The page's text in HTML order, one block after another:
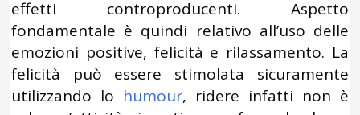
effetti controproducenti. Aspetto
fondamentale è quindi relativo all’uso delle
emozioni positive, felicità e rilassamento. La
felicità può essere stimolata sicuramente
utilizzando lo humour, ridere infatti non è